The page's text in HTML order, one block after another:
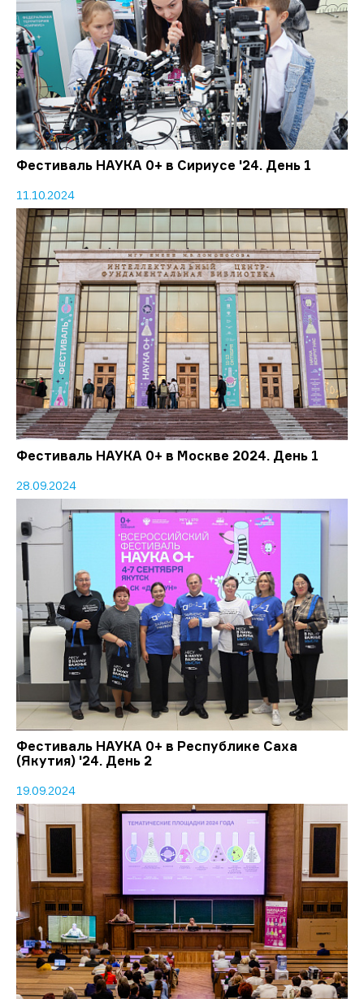
Фестиваль НАУКА 0+ в Сириусе '24. День 1
11.10.2024
Фестиваль НАУКА 0+ в Москве 2024. День 1
28.09.2024
Фестиваль НАУКА 0+ в Республике Саха
(Якутия) '24. День 2
19.09.2024